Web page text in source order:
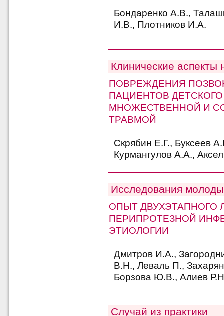
Бондаренко А.В.,
И.В., Плотников И.А.
Клинические аспекты
ПОВРЕЖДЕНИЯ
ПАЦИЕНТОВ
МНОЖЕСТВЕННОЙ И
ТРАВМОЙ
Скрябин Е.Г., Буксеев
Курмангулов А.А.,
Исследования
ОПЫТ ДВУХЭТАПНОГО
ПЕРИПРОТЕЗНОЙ
ЭТИОЛОГИИ
Дмитров И.А.,
В.Н., Леваль П.,
Борзова Ю.В., Алиев
Случай из практики